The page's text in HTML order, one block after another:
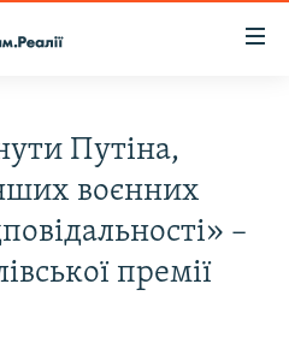
Путіна,
воєнних
–
премії